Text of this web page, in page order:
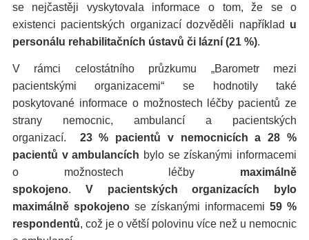
se nejčastěji vyskytovala informace o tom, že se o
existenci pacientských organizací dozvěděli například u
personálu rehabilitačních ústavů či lázní (21 %).
V rámci celostátního průzkumu „Barometr mezi
pacientskými organizacemi“ se hodnotily také
poskytované informace o možnostech léčby pacientů ze
strany nemocnic, ambulancí a pacientských
organizací. 23 % pacientů v nemocnicích a 28 %
pacientů v ambulancích bylo se získanými informacemi
o možnostech léčby maximálně
spokojeno. V pacientských organizacích bylo
maximálně spokojenose získanými informacemi59 %
respondentů, což je o větší polovinu více než u nemocnic